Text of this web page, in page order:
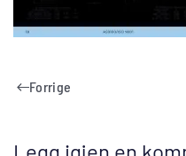
Forrige